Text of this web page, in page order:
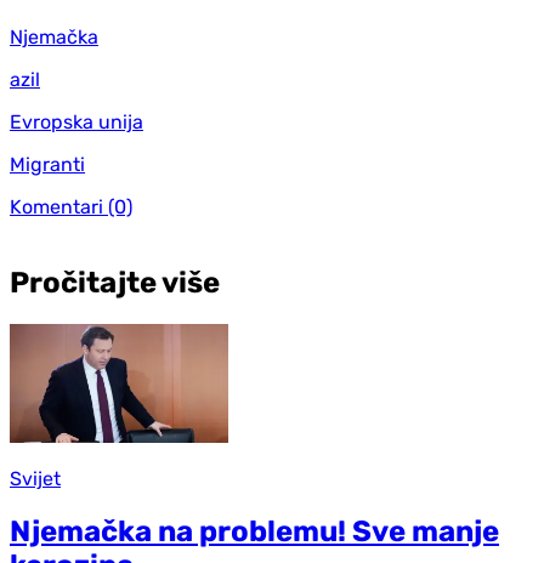
Njemačka
azil
Evropska unija
Migranti
Komentari (0)
Pročitajte više
Svijet
Njemačka na problemu! Sve manje